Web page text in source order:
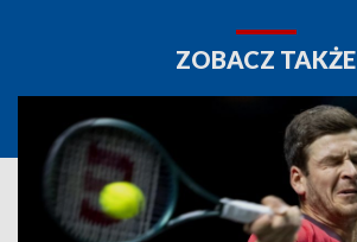
ZOBACZ TAKŻE